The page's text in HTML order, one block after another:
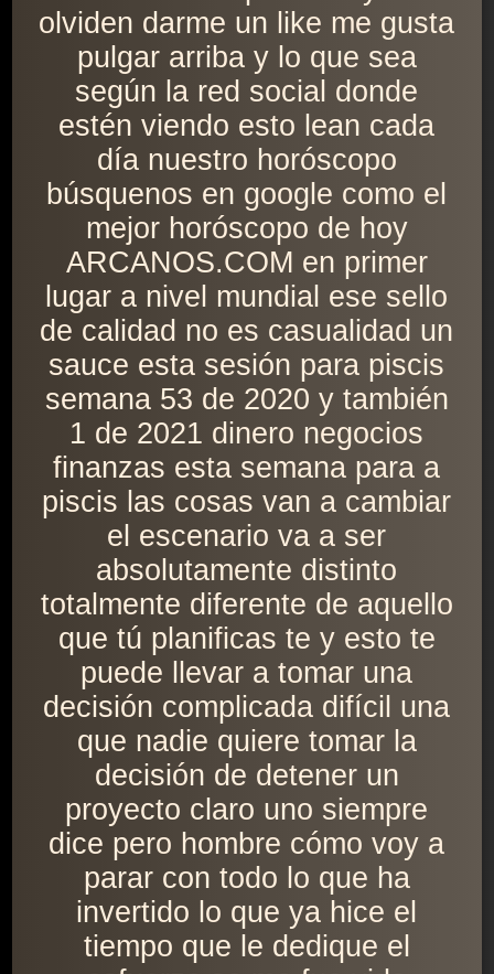
olviden darme un like me gusta
pulgar arriba y lo que sea
según la red social donde
estén viendo esto lean cada
día nuestro horóscopo
búsquenos en google como el
mejor horóscopo de hoy
ARCANOS.COM en primer
lugar a nivel mundial ese sello
de calidad no es casualidad un
sauce esta sesión para piscis
semana 53 de 2020 y también
1 de 2021 dinero negocios
finanzas esta semana para a
piscis las cosas van a cambiar
el escenario va a ser
absolutamente distinto
totalmente diferente de aquello
que tú planificas te y esto te
puede llevar a tomar una
decisión complicada difícil una
que nadie quiere tomar la
decisión de detener un
proyecto claro uno siempre
dice pero hombre cómo voy a
parar con todo lo que ha
invertido lo que ya hice el
tiempo que le dedique el